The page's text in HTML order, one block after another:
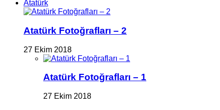
Atatürk
Atatürk Fotoğrafları – 2
27 Ekim 2018
Atatürk Fotoğrafları – 1
27 Ekim 2018